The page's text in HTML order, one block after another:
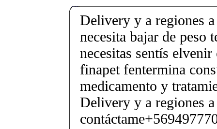
Delivery y a regiones
necesita bajar de peso
necesitas sentís
finapet fentermina
medicamento y
Delivery y a regiones